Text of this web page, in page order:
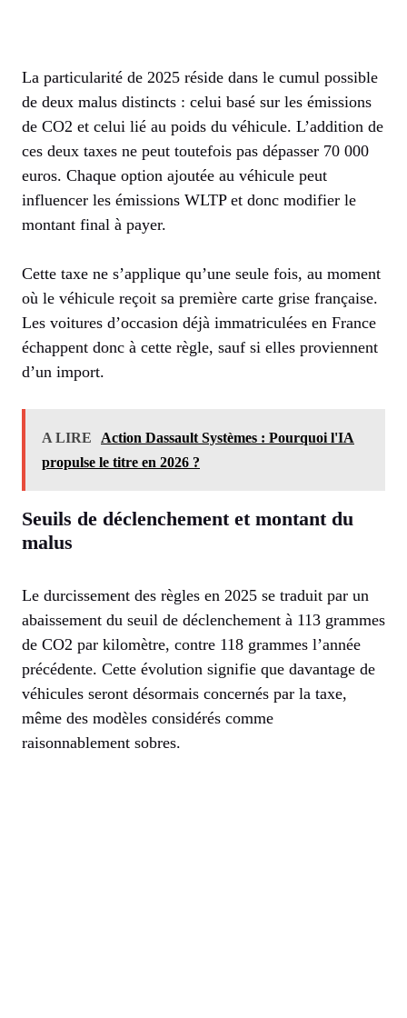
La particularité de 2025 réside dans le cumul possible
de deux malus distincts : celui basé sur les émissions
de CO2 et celui lié au poids du véhicule. L’addition de
ces deux taxes ne peut toutefois pas dépasser 70 000
euros. Chaque option ajoutée au véhicule peut
influencer les émissions WLTP et donc modifier le
montant final à payer.
Cette taxe ne s’applique qu’une seule fois, au moment
où le véhicule reçoit sa première carte grise française.
Les voitures d’occasion déjà immatriculées en France
échappent donc à cette règle, sauf si elles proviennent
d’un import.
A LIRE
Action Dassault Systèmes : Pourquoi l'IA
propulse le titre en 2026 ?
Seuils de déclenchement et montant du
malus
Le durcissement des règles en 2025 se traduit par un
abaissement du seuil de déclenchement à 113 grammes
de CO2 par kilomètre, contre 118 grammes l’année
précédente. Cette évolution signifie que davantage de
véhicules seront désormais concernés par la taxe,
même des modèles considérés comme
raisonnablement sobres.